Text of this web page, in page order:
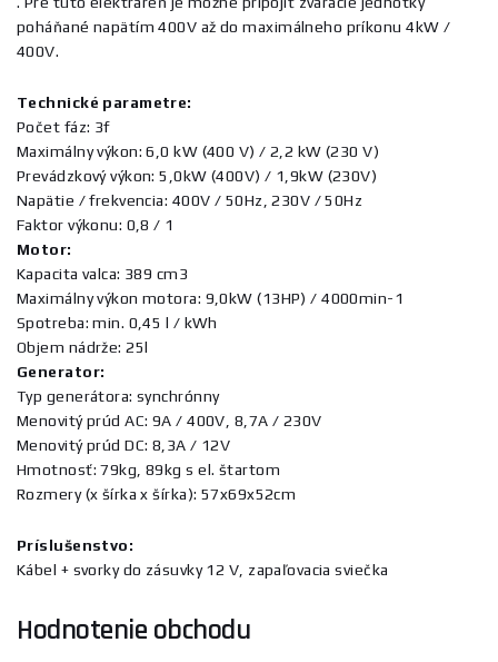
poháňané napätím 400V až do maximálneho príkonu 4kW /
400V.
Technické parametre:
Počet fáz: 3f
Maximálny výkon: 6,0 kW (400 V) / 2,2 kW (230 V)
Prevádzkový výkon: 5,0kW (400V) / 1,9kW (230V)
Napätie / frekvencia: 400V / 50Hz, 230V / 50Hz
Faktor výkonu: 0,8 / 1
Motor:
Kapacita valca: 389 cm3
Maximálny výkon motora: 9,0kW (13HP) / 4000min-1
Spotreba: min. 0,45 l / kWh
Objem nádrže: 25l
Generator:
Typ generátora: synchrónny
Menovitý prúd AC: 9A / 400V, 8,7A / 230V
Menovitý prúd DC: 8,3A / 12V
Hmotnosť: 79kg, 89kg s el. štartom
Rozmery (x šírka x šírka): 57x69x52cm
Príslušenstvo:
Kábel + svorky do zásuvky 12 V, zapaľovacia sviečka
Hodnotenie obchodu